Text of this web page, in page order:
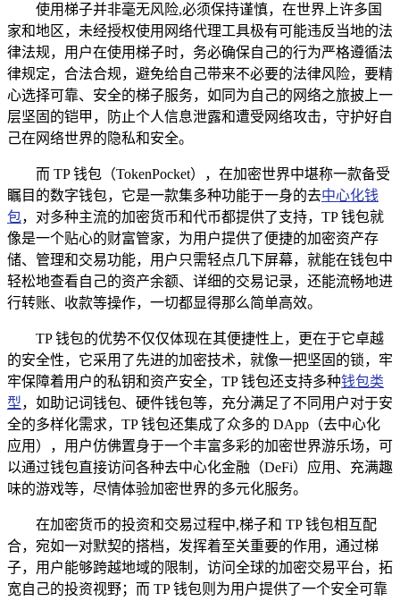
使用梯子并非毫无风险,必须保持谨慎，在世界上许多国
家和地区，未经授权使用网络代理工具极有可能违反当地的法
律法规，用户在使用梯子时，务必确保自己的行为严格遵循法
律规定，合法合规，避免给自己带来不必要的法律风险，要精
心选择可靠、安全的梯子服务，如同为自己的网络之旅披上一
层坚固的铠甲，防止个人信息泄露和遭受网络攻击，守护好自
己在网络世界的隐私和安全。
而 TP 钱包（TokenPocket），在加密世界中堪称一款备受
瞩目的数字钱包，它是一款集多种功能于一身的去中心化钱
包，对多种主流的加密货币和代币都提供了支持，TP 钱包就
像是一个贴心的财富管家，为用户提供了便捷的加密资产存
储、管理和交易功能，用户只需轻点几下屏幕，就能在钱包中
轻松地查看自己的资产余额、详细的交易记录，还能流畅地进
行转账、收款等操作，一切都显得那么简单高效。
TP 钱包的优势不仅仅体现在其便捷性上，更在于它卓越
的安全性，它采用了先进的加密技术，就像一把坚固的锁，牢
牢保障着用户的私钥和资产安全，TP 钱包还支持多种钱包类
型，如助记词钱包、硬件钱包等，充分满足了不同用户对于安
全的多样化需求，TP 钱包还集成了众多的 DApp（去中心化
应用），用户仿佛置身于一个丰富多彩的加密世界游乐场，可
以通过钱包直接访问各种去中心化金融（DeFi）应用、充满趣
味的游戏等，尽情体验加密世界的多元化服务。
在加密货币的投资和交易过程中,梯子和 TP 钱包相互配
合，宛如一对默契的搭档，发挥着至关重要的作用，通过梯
子，用户能够跨越地域的限制，访问全球的加密交易平台，拓
宽自己的投资视野；而 TP 钱包则为用户提供了一个安全可靠